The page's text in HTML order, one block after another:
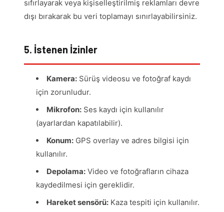
sıfırlayarak veya kişiselleştirilmiş reklamları devre
dışı bırakarak bu veri toplamayı sınırlayabilirsiniz.
5. İstenen İzinler
Kamera: Sürüş videosu ve fotoğraf kaydı
için zorunludur.
Mikrofon: Ses kaydı için kullanılır
(ayarlardan kapatılabilir).
Konum: GPS overlay ve adres bilgisi için
kullanılır.
Depolama: Video ve fotoğrafların cihaza
kaydedilmesi için gereklidir.
Hareket sensörü: Kaza tespiti için kullanılır.